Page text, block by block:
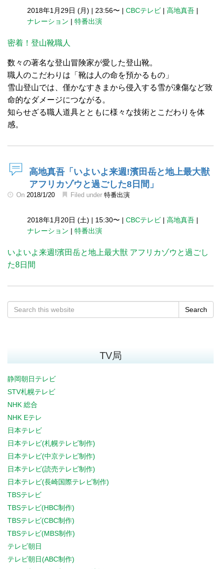
2018年1月29日 (月) | 23:56〜 | CBCテレビ | 高地真吾 |
ナレーション | 特番出演
密着！登山靴職人
数々の著名な登山冒険家が愛した登山靴。
職人のこだわりは「靴は人の命を預かるもの」
雪山登山では、僅かなすきまから侵入する雪が凍傷など致
命的なダメージにつながる。
知らせざる職人道具とともに様々な技術とこだわりを体
感。
高地真吾「いよいよ来週!濱田岳と地上最大獣
アフリカゾウと過ごした8日間」
On 2018/1/20 Filed under 特番出演
2018年1月20日 (土) | 15:30〜 | CBCテレビ | 高地真吾 |
ナレーション | 特番出演
いよいよ来週!濱田岳と地上最大獣 アフリカゾウと過ごし
た8日間
Search
TV局
静岡朝日テレビ
STV札幌テレビ
NHK 総合
NHK Eテレ
日本テレビ
日本テレビ(札幌テレビ制作)
日本テレビ(中京テレビ制作)
日本テレビ(読売テレビ制作)
日本テレビ(長崎国際テレビ制作)
TBSテレビ
TBSテレビ(HBC制作)
TBSテレビ(CBC制作)
TBSテレビ(MBS制作)
テレビ朝日
テレビ朝日(ABC制作)